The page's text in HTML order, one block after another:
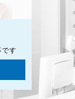
です